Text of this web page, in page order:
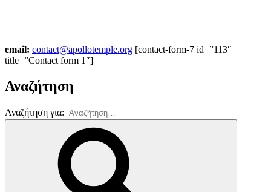
email: contact@apollotemple.org [contact-form-7 id=”113″
title=”Contact form 1″]
Αναζήτηση
Αναζήτηση για: